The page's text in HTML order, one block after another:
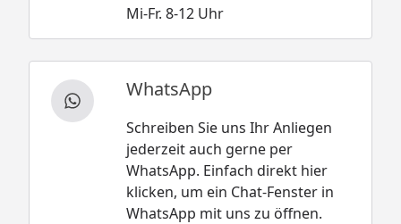
Mi-Fr. 8-12 Uhr
WhatsApp
Schreiben Sie uns Ihr Anliegen
jederzeit auch gerne per
WhatsApp. Einfach direkt hier
klicken, um ein Chat-Fenster in
WhatsApp mit uns zu öffnen.